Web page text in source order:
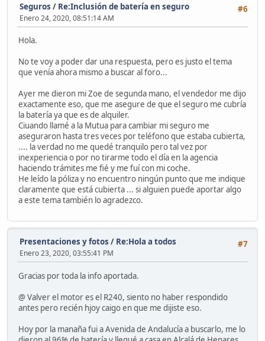
#6
Seguros / Re:Inclusión de batería en seguro
Enero 24, 2020, 08:51:14 AM
Hola.
No te voy a poder dar una respuesta, pero es justo el tema
que venía ahora mismo a buscar al foro...
Ayer me dieron mi Zoe de segunda mano, el vendedor me dijo
exactamente eso, que me asegure de que el seguro me cubría
la batería ya que es de alquiler.
Ciuando llamé a la Mutua para cambiar mi seguro me
aseguraron hasta tres veces por teléfono que estaba cubierta,
.... la verdad no me quedé tranquilo pero tal vez por
inexperiencia o por no tirarme todo el día en la agencia
haciendo trámites me fié y me fuí con mi coche.
He leído la póliza y no encuentro ningún punto que me indique
claramente que está cubierta ... si alguien puede aportar algo
a este tema también lo agradezco.
#7
Presentaciones y fotos / Re:Hola a todos
Enero 23, 2020, 03:55:41 PM
Gracias por toda la info aportada.
@ Valver el motor es el R240, siento no haber respondido
antes pero recién hjoy caigo en que me dijiste eso.
Hoy por la manaña fui a Avenida de Andalucía a buscarlo, me lo